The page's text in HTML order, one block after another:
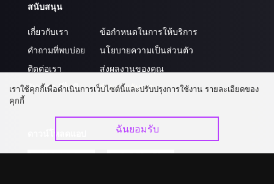
สนับสนุน
เกี่ยวกับเรา
คำถามที่พบบ่อย
ติดต่อเรา
อัปเกรด วีไอพี
ข้อกำหนดในการให้บริการ
นโยบายความเป็นส่วนตัว
ส่งผลงานของคุณ
ร่วมงานกับเรา
เราใช้คุกกี้เพื่อดำเนินการเว็บไซต์นี้และปรับปรุงการใช้งาน รายละเอียดของ
คุกกี้
ฉันยอมรับ